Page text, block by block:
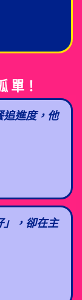
單！
追進度，他
」，卻在主